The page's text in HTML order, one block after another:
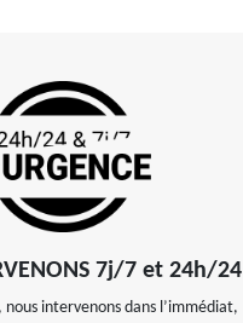
7j/7 et 24h/24
nous intervenons dans l’immédiat,